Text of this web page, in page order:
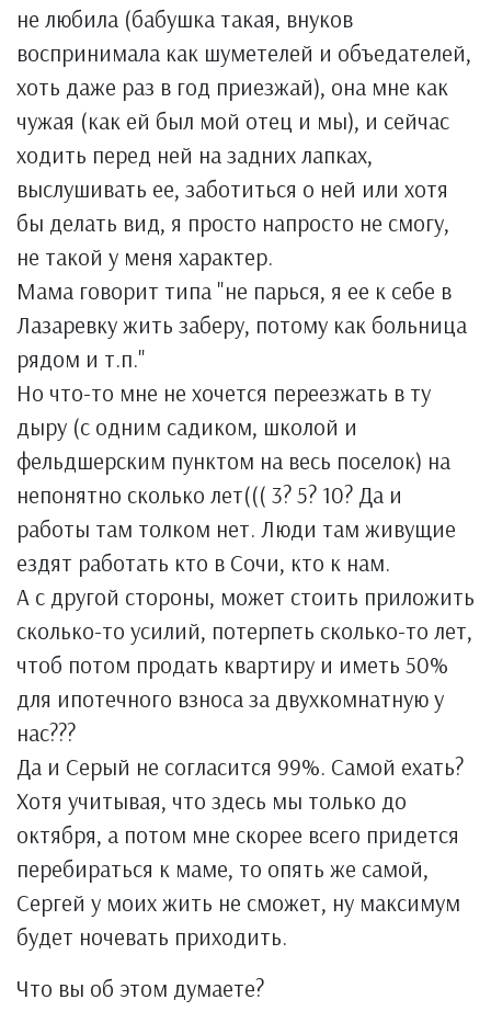
не любила (бабушка такая, внуков
воспринимала как шуметелей и объедателей,
хоть даже раз в год приезжай), она мне как
чужая (как ей был мой отец и мы), и сейчас
ходить перед ней на задних лапках,
выслушивать ее, заботиться о ней или хотя
бы делать вид, я просто напросто не смогу,
не такой у меня характер.
Мама говорит типа "не парься, я ее к себе в
Лазаревку жить заберу, потому как больница
рядом и т.п."
Но что-то мне не хочется переезжать в ту
дыру (с одним садиком, школой и
фельдшерским пунктом на весь поселок) на
непонятно сколько лет((( 3? 5? 10? Да и
работы там толком нет. Люди там живущие
ездят работать кто в Сочи, кто к нам.
А с другой стороны, может стоить приложить
сколько-то усилий, потерпеть сколько-то лет,
чтоб потом продать квартиру и иметь 50%
для ипотечного взноса за двухкомнатную у
нас???
Да и Серый не согласится 99%. Самой ехать?
Хотя учитывая, что здесь мы только до
октября, а потом мне скорее всего придется
перебираться к маме, то опять же самой,
Сергей у моих жить не сможет, ну максимум
будет ночевать приходить.
Что вы об этом думаете?